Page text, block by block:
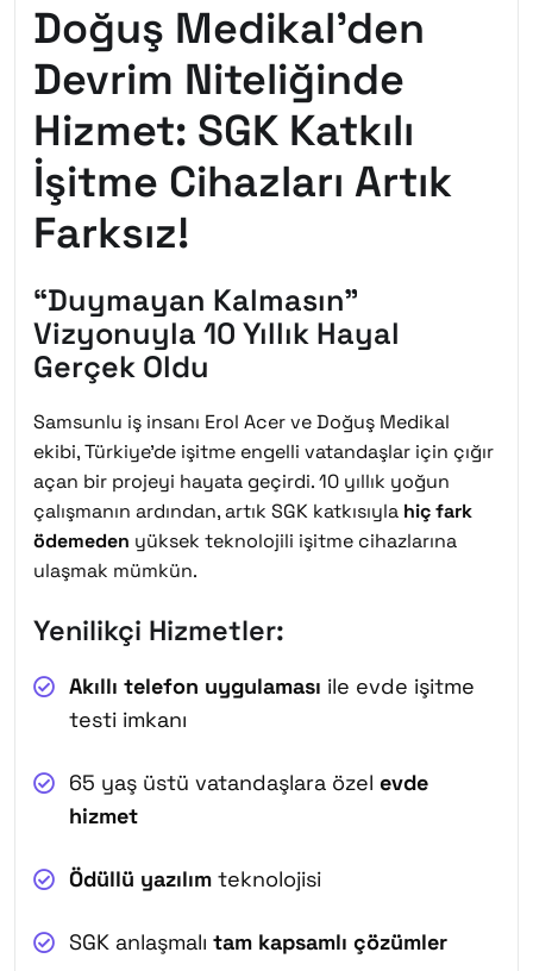
Doğuş Medikal’den
Devrim Niteliğinde
Hizmet: SGK Katkılı
İşitme Cihazları Artık
Farksız!
“Duymayan Kalmasın”
Vizyonuyla 10 Yıllık Hayal
Gerçek Oldu
Samsunlu iş insanı Erol Acer ve Doğuş Medikal
ekibi, Türkiye’de işitme engelli vatandaşlar için çığır
açan bir projeyi hayata geçirdi. 10 yıllık yoğun
çalışmanın ardından, artık SGK katkısıyla hiç fark
ödemeden yüksek teknolojili işitme cihazlarına
ulaşmak mümkün.
Yenilikçi Hizmetler:
Akıllı telefon uygulaması ile evde işitme
testi imkanı
65 yaş üstü vatandaşlara özel evde
hizmet
Ödüllü yazılım teknolojisi
SGK anlaşmalı tam kapsamlı çözümler